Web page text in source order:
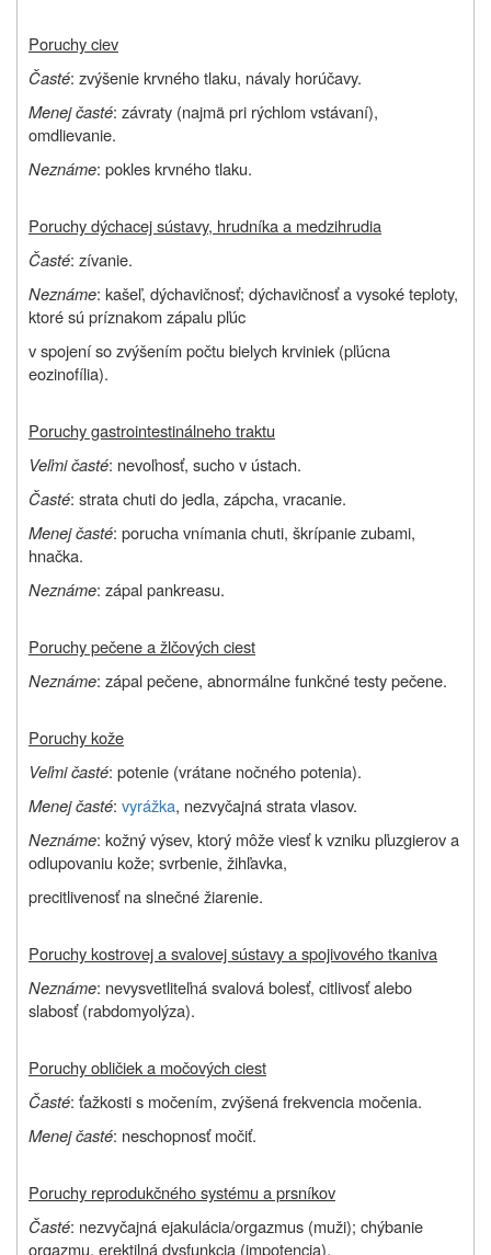
Poruchy ciev
Časté: zvýšenie krvného tlaku, návaly horúčavy.
Menej časté: závraty (najmä pri rýchlom vstávaní),
omdlievanie.
Neznáme: pokles krvného tlaku.
Poruchy dýchacej sústavy, hrudníka a medzihrudia
Časté: zívanie.
Neznáme: kašeľ, dýchavičnosť; dýchavičnosť a vysoké teploty,
ktoré sú príznakom zápalu pľúc
v spojení so zvýšením počtu bielych krviniek (pľúcna
eozinofília).
Poruchy gastrointestinálneho traktu
Veľmi časté: nevoľnosť, sucho v ústach.
Časté: strata chuti do jedla, zápcha, vracanie.
Menej časté: porucha vnímania chuti, škrípanie zubami,
hnačka.
Neznáme: zápal pankreasu.
Poruchy pečene a žlčových ciest
Neznáme: zápal pečene, abnormálne funkčné testy pečene.
Poruchy kože
Veľmi časté: potenie (vrátane nočného potenia).
Menej časté: vyrážka, nezvyčajná strata vlasov.
Neznáme: kožný výsev, ktorý môže viesť k vzniku pľuzgierov a
odlupovaniu kože; svrbenie, žihľavka,
precitlivenosť na slnečné žiarenie.
Poruchy kostrovej a svalovej sústavy a spojivového tkaniva
Neznáme: nevysvetliteľná svalová bolesť, citlivosť alebo
slabosť (rabdomyolýza).
Poruchy obličiek a močových ciest
Časté: ťažkosti s močením, zvýšená frekvencia močenia.
Menej časté: neschopnosť močiť.
Poruchy reprodukčného systému a prsníkov
Časté: nezvyčajná ejakulácia/orgazmus (muži); chýbanie
orgazmu, erektilná dysfunkcia (impotencia),